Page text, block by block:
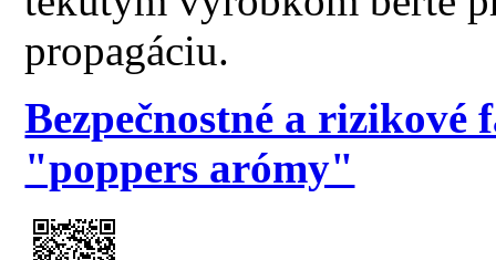
propagáciu.
Bezpečnostné a
"poppers arómy"